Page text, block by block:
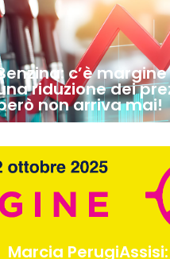
c’è
riduzione dei
non arriva mai!
Marcia PerugiAssisi: